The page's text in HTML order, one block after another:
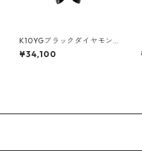
K10YGブラックダイヤモン
ド ネックレス
¥34,100